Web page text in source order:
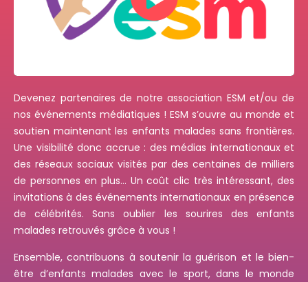
Devenez partenaires de notre association ESM et/ou de
nos événements médiatiques ! ESM s’ouvre au monde et
soutien maintenant les enfants malades sans frontières.
Une visibilité donc accrue : des médias internationaux et
des réseaux sociaux visités par des centaines de milliers
de personnes en plus… Un coût clic très intéressant, des
invitations à des événements internationaux en présence
decélébrités. Sans oublier les sourires des enfants
malades retrouvés grâce à vous !
Ensemble, contribuons à soutenir la guérison et le bien-
être d’enfants malades avec le sport, dans le monde